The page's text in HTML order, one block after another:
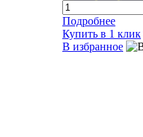
Подробнее
Купить в 1 клик
В избранное